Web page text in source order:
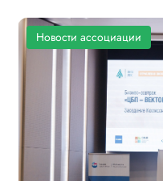
Новости ассоциации